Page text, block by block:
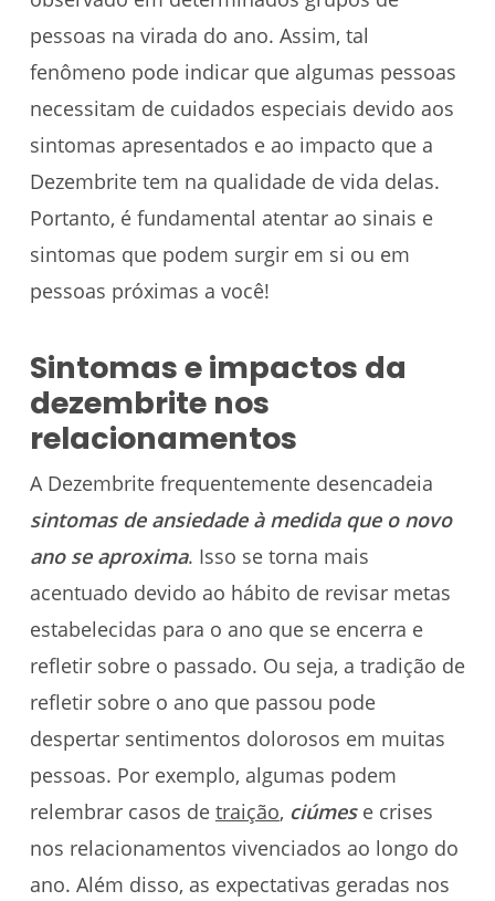
pessoas na virada do ano. Assim, tal
fenômeno pode indicar que algumas pessoas
necessitam de cuidados especiais devido aos
sintomas apresentados e ao impacto que a
Dezembrite tem na qualidade de vida delas.
Portanto, é fundamental atentar ao sinais e
sintomas que podem surgir em si ou em
pessoas próximas a você!
Sintomas e impactos da
dezembrite nos
relacionamentos
A Dezembrite frequentemente desencadeia
sintomas de ansiedade à medida que o novo
ano se aproxima. Isso se torna mais
acentuado devido ao hábito de revisar metas
estabelecidas para o ano que se encerra e
refletir sobre o passado. Ou seja, a tradição de
refletir sobre o ano que passou pode
despertar sentimentos dolorosos em muitas
pessoas. Por exemplo, algumas podem
relembrar casos de traição, ciúmese crises
nos relacionamentos vivenciados ao longo do
ano. Além disso, as expectativas geradas nos